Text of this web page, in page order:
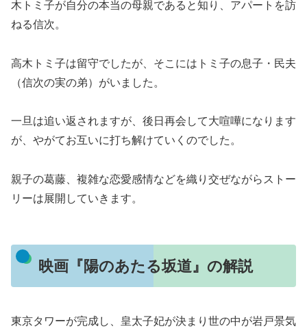
木トミ子が自分の本当の母親であると知り、アパートを訪
ねる信次。
高木トミ子は留守でしたが、そこにはトミ子の息子・民夫
（信次の実の弟）がいました。
一旦は追い返されますが、後日再会して大喧嘩になります
が、やがてお互いに打ち解けていくのでした。
親子の葛藤、複雑な恋愛感情などを織り交ぜながらストー
リーは展開していきます。
映画『陽のあたる坂道』の解説
東京タワーが完成し、皇太子妃が決まり世の中が岩戸景気